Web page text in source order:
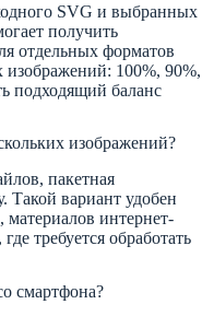
SVG и выбранных
получить
отдельных форматов
изображений: 100%, 90%,
подходящий баланс
изображений?
пакетная
Такой вариант удобен
материалов интернет-
требуется обработать
смартфона?